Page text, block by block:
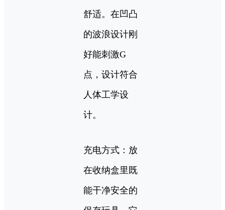
舒适。在凹凸
的波浪设计刚
好能刺激G
点，设计符合
人体工学设
计。
充电方式：放
在收纳盒里既
能干净安全的